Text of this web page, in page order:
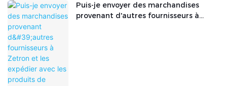
Puis-je envoyer des marchandises
provenant d'autres fournisseurs à